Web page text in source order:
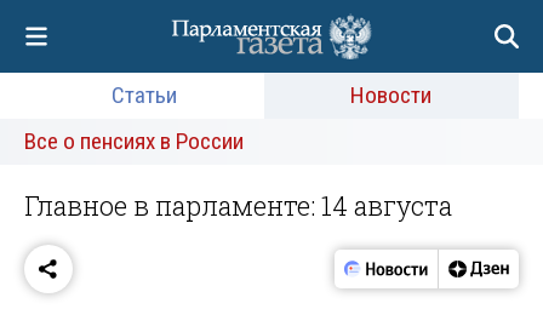
Статьи
Новости
Все о пенсиях в России
Главное в парламенте: 14 августа